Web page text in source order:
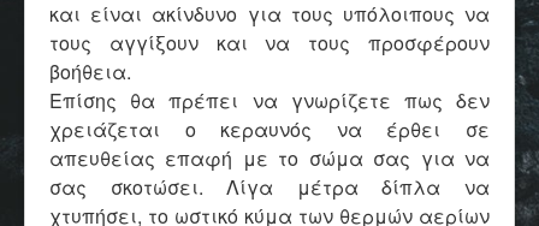
και είναι ακίνδυνο για τους υπόλοιπους να
τους αγγίξουν και να τους προσφέρουν
βοήθεια.
Επίσης θα πρέπει να γνωρίζετε πως δεν
χρειάζεται ο κεραυνός να έρθει σε
απευθείας επαφή με το σώμα σας για να
σας σκοτώσει. Λίγα μέτρα δίπλα να
χτυπήσει, το ωστικό κύμα των θερμών αερίων